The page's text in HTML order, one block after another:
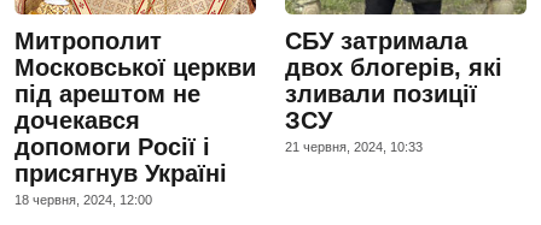
Митрополит
Московської церкви
під арештом не
дочекався
допомоги Росії і
присягнув Україні
18 червня, 2024, 12:00
СБУ затримала
двох блогерів, які
зливали позиції
ЗСУ
21 червня, 2024, 10:33